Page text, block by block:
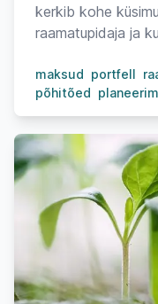
kerkib kohe
raamatupidaja ja
maksud portfell
põhitõed